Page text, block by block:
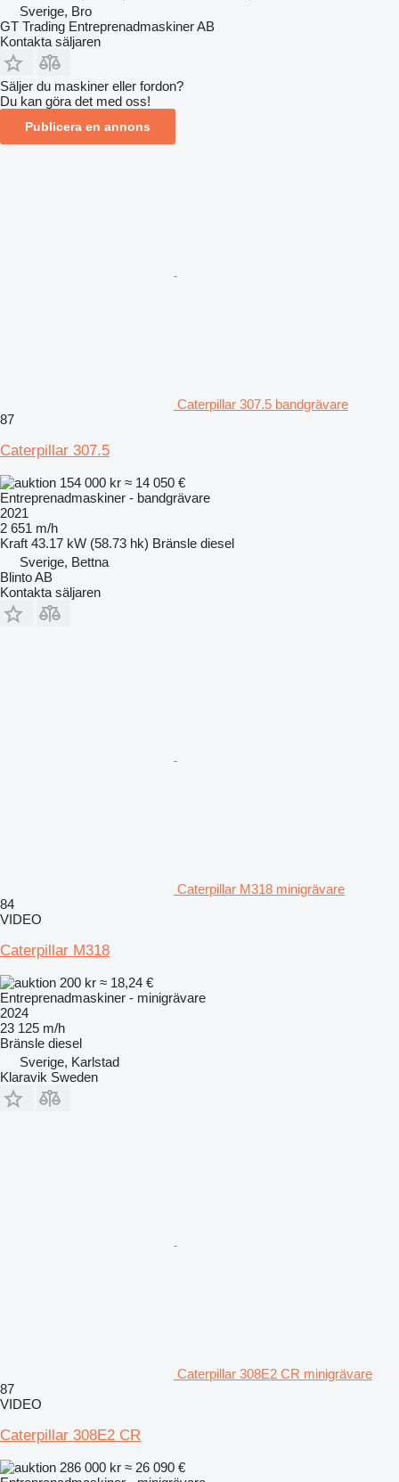
Sverige, Bro
GT Trading Entreprenadmaskiner AB
Kontakta säljaren
Säljer du maskiner eller fordon?
Du kan göra det med oss!
Publicera en annons
Caterpillar 307.5 bandgrävare
87
Caterpillar 307.5
154 000 kr ≈ 14 050 €
Entreprenadmaskiner - bandgrävare
2021
2 651 m/h
Kraft 43.17 kW (58.73 hk) Bränsle diesel
Sverige, Bettna
Blinto AB
Kontakta säljaren
Caterpillar M318 minigrävare
84
VIDEO
Caterpillar M318
200 kr ≈ 18,24 €
Entreprenadmaskiner - minigrävare
2024
23 125 m/h
Bränsle diesel
Sverige, Karlstad
Klaravik Sweden
Caterpillar 308E2 CR minigrävare
87
VIDEO
Caterpillar 308E2 CR
286 000 kr ≈ 26 090 €